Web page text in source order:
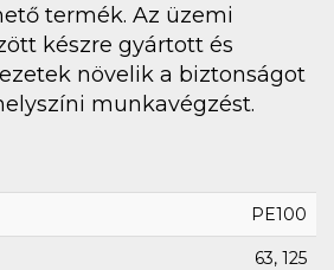
termék. Az üzemi
készre gyártott és
növelik a biztonságot
munkavégzést.
PE100
63, 125